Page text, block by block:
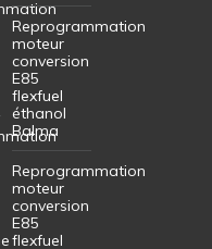
Reprogrammation
moteur
conversion
E85
flexfuel
éthanol
Balma
Reprogrammation
moteur
conversion
E85
flexfuel